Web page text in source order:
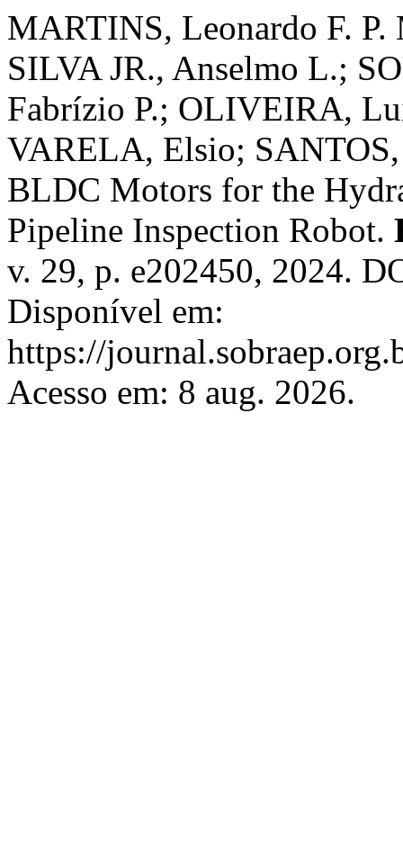
MARTINS, Leonardo F.
SILVA JR., Anselmo L.;
Fabrízio P.; OLIVEIRA,
VARELA, Elsio; SANTOS,
BLDC Motors for the
Pipeline Inspection Robot.
v. 29, p. e202450, 2024.
Disponível em:
https://
Acesso em: 8 aug. 2026.